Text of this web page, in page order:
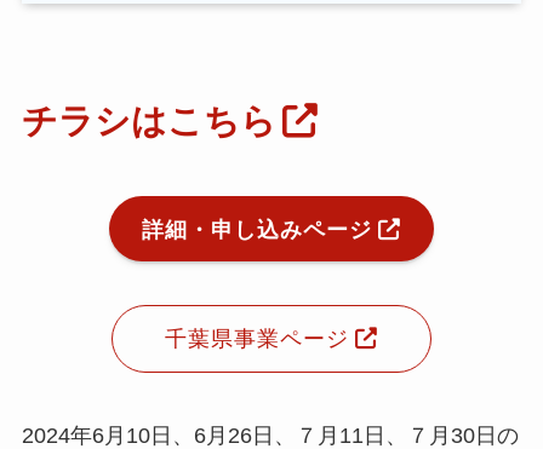
チラシはこちら
詳細・申し込みページ
千葉県事業ページ
2024年6月10日、6月26日、７月11日、７月30日の